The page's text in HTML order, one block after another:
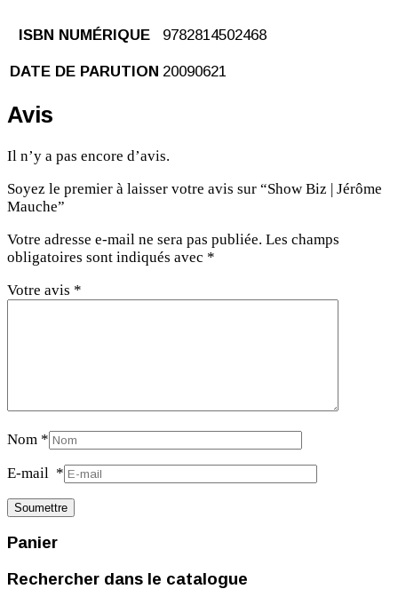
ISBN NUMÉRIQUE 9782814502468
DATE DE PARUTION 20090621
Avis
Il n’y a pas encore d’avis.
Soyez le premier à laisser votre avis sur “Show Biz | Jérôme
Mauche”
Votre adresse e-mail ne sera pas publiée. Les champs
obligatoires sont indiqués avec *
Votre avis *
Nom *
E-mail *
Panier
Rechercher dans le catalogue